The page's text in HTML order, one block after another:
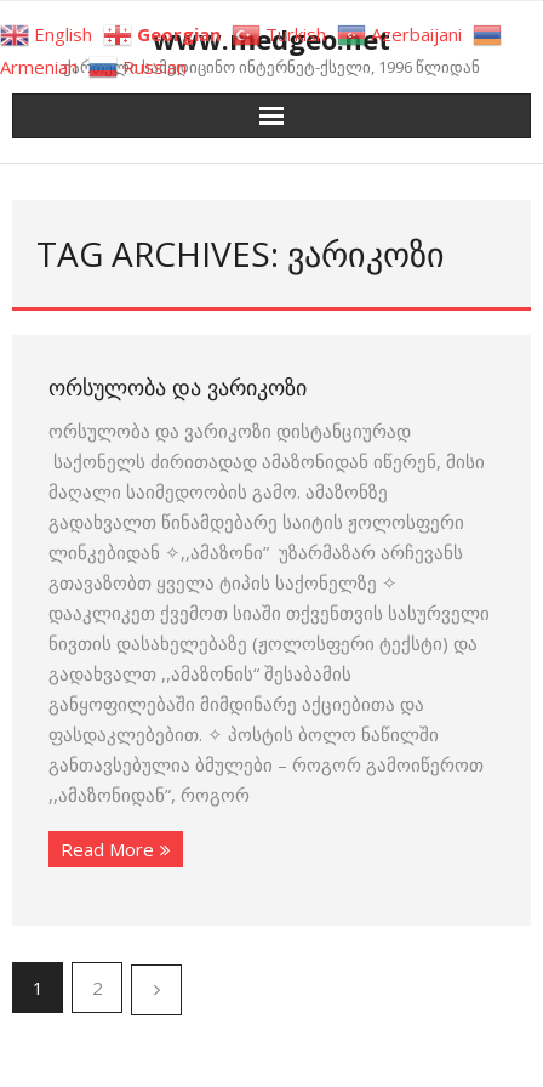
to
content
www.medgeo.net
ქართული სამედიცინო ინტერნეტ-ქსელი, 1996 წლიდან
TAG ARCHIVES: ᲕᲐᲠᲘᲙᲝᲖᲘ
ᲝᲠᲡᲣᲚᲝᲑᲐ ᲓᲐ ᲕᲐᲠᲘᲙᲝᲖᲘ
ორსულობა და ვარიკოზი დისტანციურად
საქონელს ძირითადად ამაზონიდან იწერენ, მისი
მაღალი საიმედოობის გამო. ამაზონზე
გადახვალთ წინამდებარე საიტის ჟოლოსფერი
ლინკებიდან ✧,,ამაზონი” უზარმაზარ არჩევანს
გთავაზობთ ყველა ტიპის საქონელზე ✧
დააკლიკეთ ქვემოთ სიაში თქვენთვის სასურველი
ნივთის დასახელებაზე (ჟოლოსფერი ტექსტი) და
გადახვალთ ,,ამაზონის“ შესაბამის
განყოფილებაში მიმდინარე აქციებითა და
ფასდაკლებებით. ✧ პოსტის ბოლო ნაწილში
განთავსებულია ბმულები – როგორ გამოიწეროთ
,,ამაზონიდან”, როგორ
Read More
1 2
English Georgian Turkish
Azerbaijani
Armenian
Russian